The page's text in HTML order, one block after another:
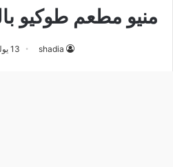
منيو مطعم طوكيو
shadia 13 يوليو,2015